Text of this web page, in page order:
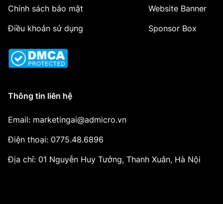
Chính sách bảo mật
Điều khoản sử dụng
Website Banner
Sponsor Box
Thông tin liên hệ
Email: marketingai@admicro.vn
Điện thoại: 0775.48.6896
Địa chỉ: 01 Nguyễn Huy Tưởng, Thanh Xuân, Hà Nội